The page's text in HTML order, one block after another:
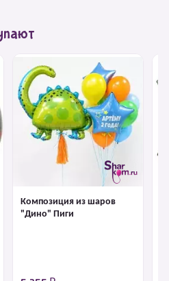
Композиция из шаров
"Дино" Пиги